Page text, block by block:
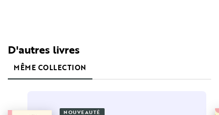
D'autres livres
MÊME COLLECTION
NOUVEAUTÉ